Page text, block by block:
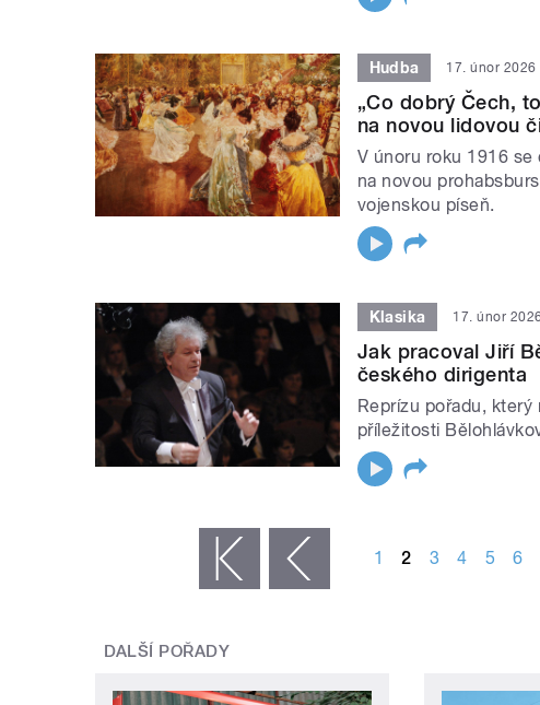
Hudba 17. únor 2026
„Co dobrý Čech,
na novou lidovou
V únoru roku 1916
na novou
vojenskou píseň.
Klasika 17. únor
Jak pracoval Jiří
českého dirigenta
Reprízu pořadu,
příležitosti
‹ předchozí 1 2 3 4 5 6
DALŠÍ POŘADY